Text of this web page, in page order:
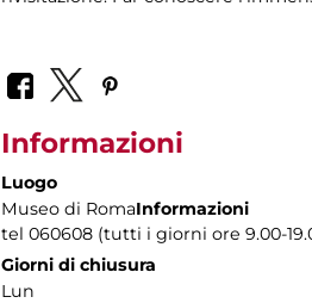
Informazioni
Luogo
Museo di RomaInformazioni
tel 060608 (tutti i giorni ore 9.00-
Giorni di chiusura
Lun